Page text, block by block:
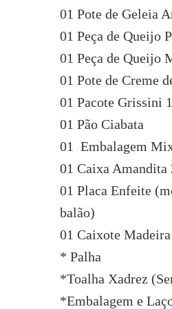
01 Pote de Geleia
01 Peça de Queijo
01 Peça de Queijo
01 Pote de Creme
01 Pacote Grissini
01 Pão Ciabata
01 Embalagem
01 Caixa Amandita
01 Placa Enfeite
balão)
01 Caixote Madeira
* Palha
*Toalha Xadrez
*Embalagem e